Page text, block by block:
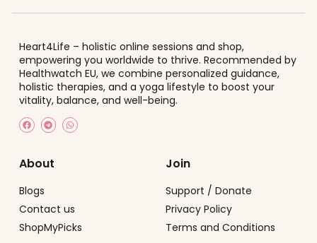
Heart4Life – holistic online sessions and shop,
empowering you worldwide to thrive. Recommended by
Healthwatch EU, we combine personalized guidance,
holistic therapies, and a yoga lifestyle to boost your
vitality, balance, and well-being.
About
Blogs
Contact us
ShopMyPicks
Join
Support / Donate
Privacy Policy
Terms and Conditions